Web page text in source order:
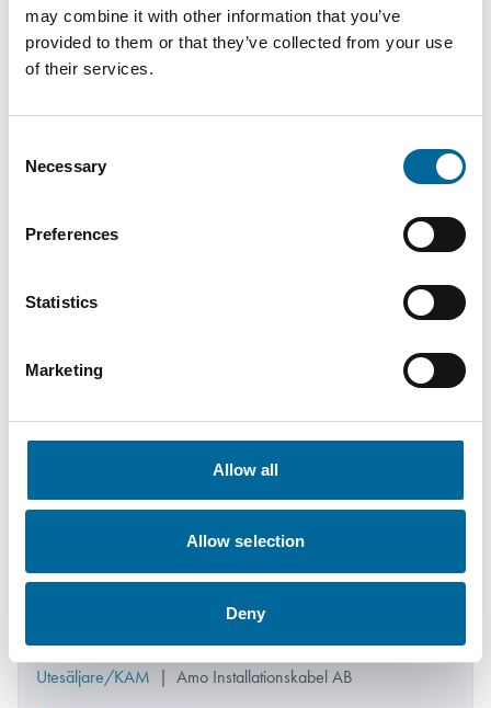
may combine it with other information that you’ve
provided to them or that they’ve collected from your use
of their services.
Selection
Necessary
Preferences
Statistics
Marketing
Allow all
Allow selection
Deny
CEO | Amo Installationskabel AB
jonas.ewing@amokabel.com
Krister Turesson
Utesäljare/KAM | Amo Installationskabel AB